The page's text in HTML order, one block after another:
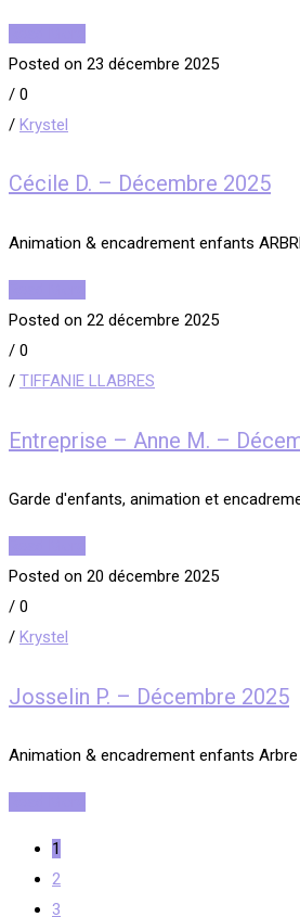
Posted on 23 décembre 2025
/ 0
/ Krystel
Cécile D. – Décembre 2025
Animation & encadrement enfants
Posted on 22 décembre 2025
/ 0
/ TIFFANIE LLABRES
Entreprise – Anne M. –
Garde d'enfants, animation et
Posted on 20 décembre 2025
/ 0
/ Krystel
Josselin P. – Décembre 2025
Animation & encadrement enfants Arbre
1
2
3